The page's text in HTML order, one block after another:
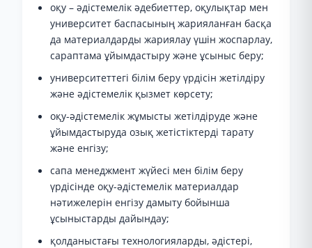
оқу – әдістемелік әдебиеттер, оқулықтар мен
университет баспасының жарияланған басқа
да материалдарды жариялау үшін жоспарлау,
сараптама ұйымдастыру және ұсыныс беру;
университеттегі білім беру үрдісін жетілдіру
және әдістемелік қызмет көрсету;
оқу-әдістемелік жұмысты жетілдіруде және
ұйымдастыруда озық жетістіктерді тарату
және енгізу;
сапа менеджмент жүйесі мен білім беру
үрдісінде оқу-әдістемелік материалдар
нәтижелерін енгізу дамыту бойынша
ұсыныстарды дайындау;
қолданыстағы технологияларды, әдістері,